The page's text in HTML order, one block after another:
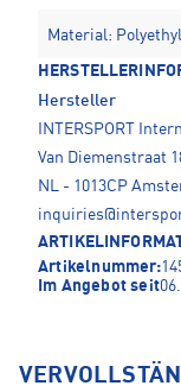
Material:
Hersteller
INTERSPORT
Van Diemenstraat
NL - 1013CP
Artikelnummer:
Im Angebot seit